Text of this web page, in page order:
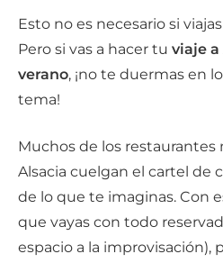
Esto no es necesario si
Pero si vas a hacer tu viaje a
verano, ¡no te duermas en
tema!
Muchos de los restaurantes
Alsacia cuelgan el cartel de
de lo que te imaginas. Con
que vayas con todo
espacio a la improvisación),